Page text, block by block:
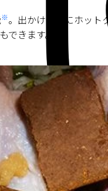
※。出かける前にホット
きます。